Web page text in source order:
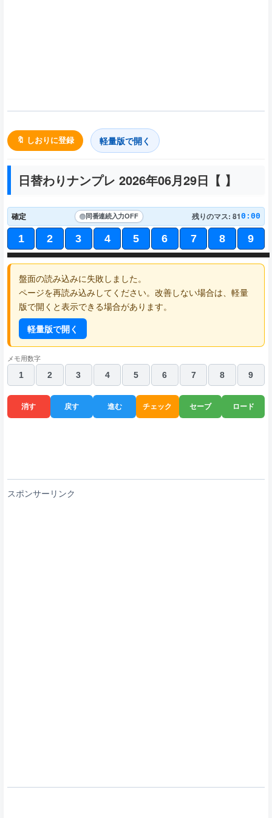
🔖 しおりに登録 軽量版で開く
日替わりナンプレ 2026年06月29日【 】
確定 同番連続入力OFF 残りのマス: 810:00
1 2 3 4 5 6 7 8 9
盤面の読み込みに失敗しました。
ページを再読み込みしてください。改善しない場合は、軽量
版で開くと表示できる場合があります。
軽量版で開く
メモ用数字
1
2 3 4 5 6 7 8 9
消す 戻す 進む チェック セーブ ロード
スポンサーリンク